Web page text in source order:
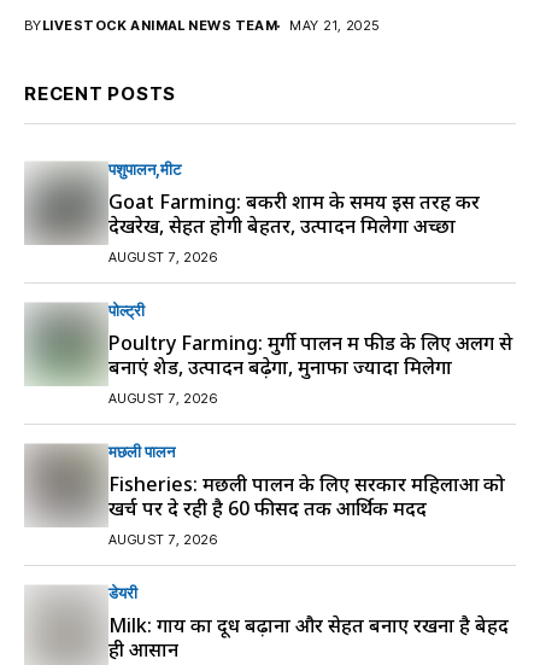
BYLIVESTOCK ANIMAL NEWS TEAM MAY 21, 2025
RECENT POSTS
पशुपालन मीट
Goat Farming: बकरी शाम के समय इस तरह करें
देखरेख, सेहत होगी बेहतर, उत्पादन मिलेगा अच्छा
AUGUST 7, 2026
पोल्ट्री
Poultry Farming: मुर्गी पालन में फीड के लिए अलग से
बनाएं शेड, उत्पादन बढ़ेगा, मुनाफा ज्यादा मिलेगा
AUGUST 7, 2026
मछली पालन
Fisheries: मछली पालन के लिए सरकार महिलाओं को
खर्च पर दे रही है 60 फीसद तक आर्थिक मदद
AUGUST 7, 2026
डेयरी
Milk: गाय का दूध बढ़ाना और सेहत बनाए रखना है बेहद
ही आसान